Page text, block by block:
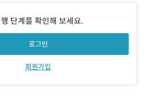
단계를 확인해 보세요.
로그인
회원가입